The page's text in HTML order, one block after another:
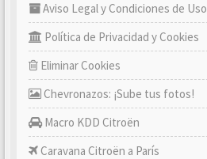
Aviso Legal y Condiciones de Uso
Política de Privacidad y Cookies
Eliminar Cookies
Chevronazos: ¡Sube tus fotos!
Macro KDD Citroën
Caravana Citroën a París